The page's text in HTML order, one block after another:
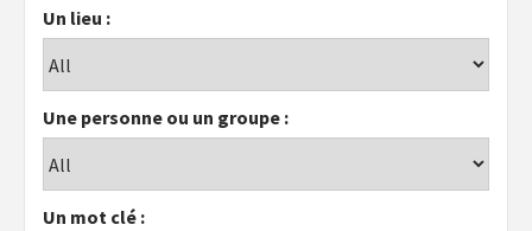
Un lieu :
Une personne ou un groupe :
Un mot clé :